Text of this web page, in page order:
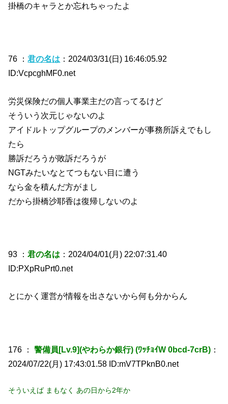
掛橋のキャラとか忘れちゃったよ
76 ：君の名は ：2024/03/31(日) 16:46:05.92
ID:VcpcghMF0.net
労災保険だの個人事業主だの言ってるけど
そういう次元じゃないのよ
アイドルトップグループのメンバーが事務所訴えでもし
たら
勝訴だろうが敗訴だろうが
NGTみたいなとてつもない目に遭う
なら金を積んだ方がまし
だから掛橋沙耶香は復帰しないのよ
93 ：君の名は ：2024/04/01(月) 22:07:31.40
ID:PXpRuPrt0.net
とにかく運営が情報を出さないから何も分からん
176 ： 警備員[Lv.9](やわらか銀行) (ﾜｯﾁｮｲW 0bcd-7crB) ：
2024/07/22(月) 17:43:01.58 ID:mV7TPknB0.net
そういえば まもなく あの日から2年か